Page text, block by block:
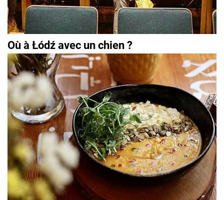
Où à Łódź avec un chien ?